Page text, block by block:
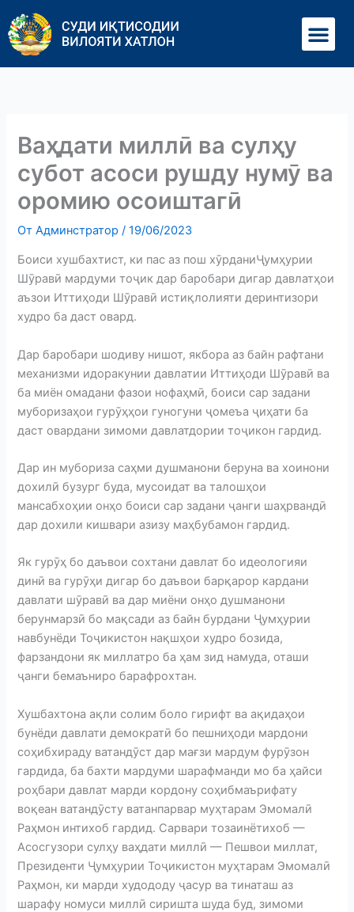
содержимому
Ваҳдати миллӣ ва сулҳу
субот асоси рушду нумӯ ва
оромию осоиштагӣ
ОтАдминстратор/19/06/2023
Боиси хушбахтист, ки пас аз пош хӯрданиҶумҳурии
Шӯравӣ мардуми тоҷик дар баробари дигар давлатҳои
аъзои Иттиҳоди Шӯравӣ истиқлолияти деринтизори
худро ба даст овард.
Дар баробари шодиву нишот, якбора аз байн рафтани
механизми идоракунии давлатии Иттиҳоди Шӯравӣ ва
ба миён омадани фазои нофаҳмӣ, боиси сар задани
муборизаҳои гурӯҳҳои гуногуни ҷомеъа ҷиҳати ба
даст овардани зимоми давлатдории тоҷикон гардид.
Дар ин мубориза саҳми душманони беруна ва хоинони
дохилӣ бузург буда, мусоидат ва талошҳои
мансабхоҳии онҳо боиси сар задани ҷанги шаҳрвандӣ
дар дохили кишвари азизу маҳбубамон гардид.
Як гурӯҳ бо даъвои сохтани давлат бо идеологияи
динӣ ва гурӯҳи дигар бо даъвои барқарор кардани
давлати шӯравӣ ва дар миёни онҳо душманони
берунмарзӣ бо мақсади аз байн бурдани Ҷумҳурии
навбунёди Тоҷикистон нақшҳои худро бозида,
фарзандони як миллатро ба ҳам зид намуда, оташи
ҷанги бемаъниро барафрохтан.
Хушбахтона ақли солим боло гирифт ва ақидаҳои
бунёди давлати демократӣ бо пешниҳоди мардони
соҳибхираду ватандӯст дар мағзи мардум фурӯзон
гардида, ба бахти мардуми шарафманди мо ба ҳайси
роҳбари давлат марди кордону соҳибмаърифату
воқеан ватандӯсту ватанпарвар муҳтарам Эмомалӣ
Раҳмон интихоб гардид. Сарвари тозаинётихоб —
Асосгузори сулҳу ваҳдати миллӣ — Пешвои миллат,
Президенти Ҷумҳурии Тоҷикистон муҳтарам Эмомалӣ
Раҳмон, ки марди худододу ҷасур ва тинаташ аз
шарафу номуси миллӣ сиришта шуда буд, зимоми